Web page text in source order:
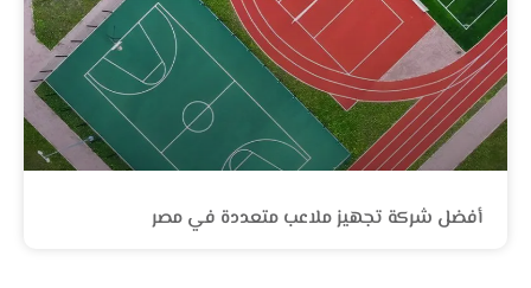
أفضل شركة تجهيز ملاعب متعددة في مصر